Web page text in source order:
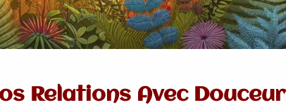
Relations Avec Douceur